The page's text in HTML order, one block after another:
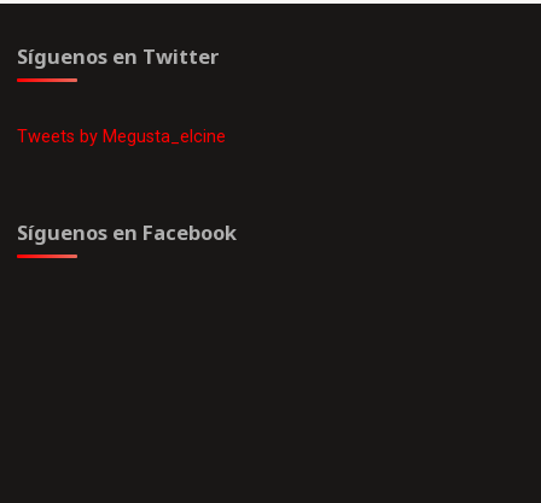
Síguenos en Twitter
Tweets by Megusta_elcine
Síguenos en Facebook